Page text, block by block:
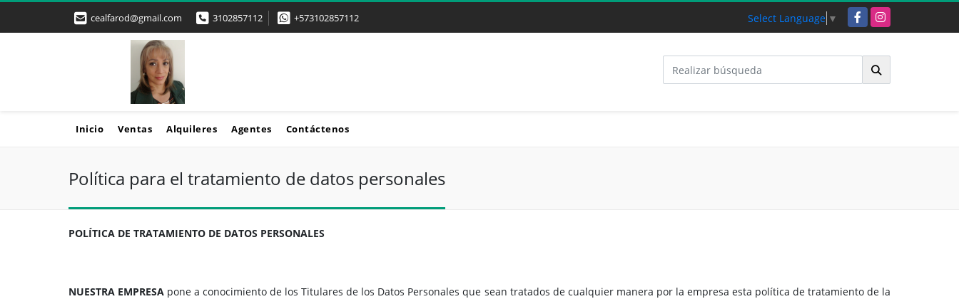
cealfarod@gmail.com 3102857112 +573102857112 Select Language ▼ FacebookInstagram
Inicio Ventas Alquileres Agentes Contáctenos
Política para el tratamiento de datos personales
POLÍTICA DE TRATAMIENTO DE DATOS PERSONALES
NUESTRA EMPRESA pone a conocimiento de los Titulares de los Datos Personales que sean tratados de cualquier manera por la empresa esta política de tratamiento de la